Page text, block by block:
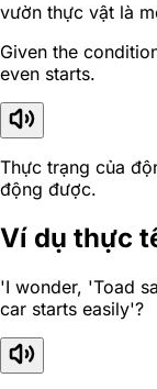
vườn thực vật là
Given the
even starts.
Thực trạng của
động được.
Ví dụ thực
'I wonder, 'Toad
car starts easily'?